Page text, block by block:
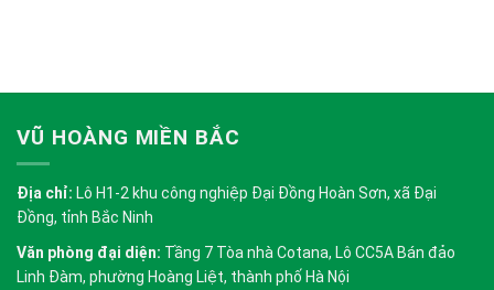
VŨ HOÀNG MIỀN BẮC
Địa chỉ: Lô H1-2 khu công nghiệp Đại Đồng Hoàn Sơn, xã Đại
Đồng, tỉnh Bắc Ninh
Văn phòng đại diện: Tầng 7 Tòa nhà Cotana, Lô CC5A Bán đảo
Linh Đàm, phường Hoàng Liệt, thành phố Hà Nội